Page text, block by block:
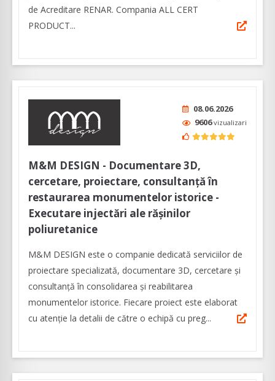
de Acreditare RENAR. Compania ALL CERT
PRODUCT...
08.06.2026
9606vizualizari
M&M DESIGN - Documentare 3D,
cercetare, proiectare, consultanță în
restaurarea monumentelor istorice -
Executare injectări ale rășinilor
poliuretanice
M&M DESIGN este o companie dedicată serviciilor de
proiectare specializată, documentare 3D, cercetare și
consultanță în consolidarea și reabilitarea
monumentelor istorice. Fiecare proiect este elaborat
cu atenţie la detalii de către o echipă cu preg...